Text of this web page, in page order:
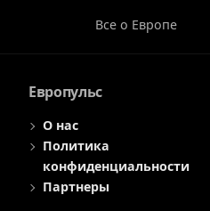
Все о Европе
Европульс
О нас
Политика
конфиденциальности
Партнеры